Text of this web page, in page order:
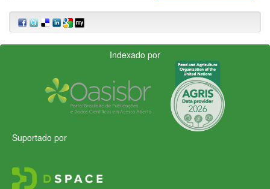
Indexado por
Suportado por